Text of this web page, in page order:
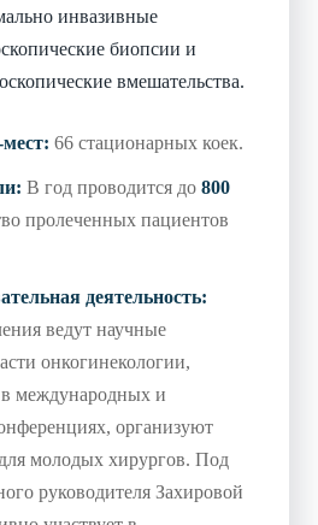
инвазивные
биопсии и
вмешательства.
66 стационарных коек.
В год проводится до 800
пролеченных пациентов
деятельность:
ведут научные
онкогинекологии,
международных и
организуют
молодых хирургов. Под
руководителя Захировой